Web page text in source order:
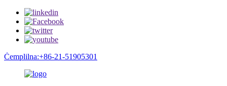
Ċemplilna:+86-21-51905301